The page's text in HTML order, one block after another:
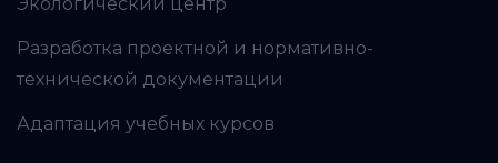
Разработка проектной и нормативно-
технической документации
Адаптация учебных курсов